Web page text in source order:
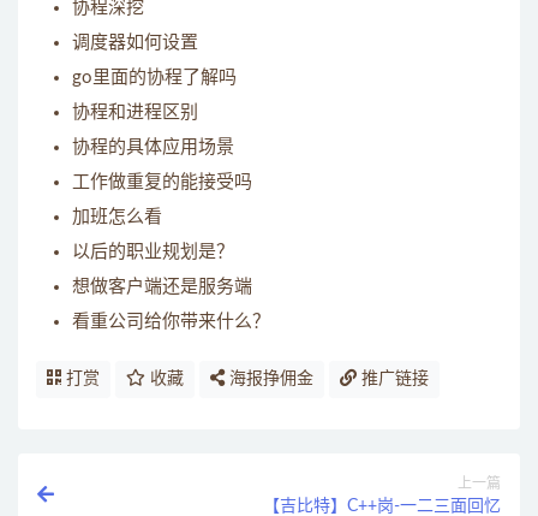
协程深挖
调度器如何设置
go里面的协程了解吗
协程和进程区别
协程的具体应用场景
工作做重复的能接受吗
加班怎么看
以后的职业规划是？
想做客户端还是服务端
看重公司给你带来什么？
打赏 收藏 海报挣佣金 推广链接
上一篇
【吉比特】C++岗-一二三面回忆